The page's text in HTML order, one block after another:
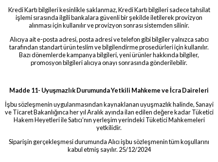
Kredi Kartı bilgileri kesinlikle saklanmaz, Kredi Kartı bilgileri sadece tahsilat
işlemi sırasında ilgili bankalara güvenli bir şekilde iletilerek provizyon
alınması için kullanılır ve provizyon sonrası sistemden silinir.
Alıcıya ait e-posta adresi, posta adresi ve telefon gibi bilgiler yalnızca satıcı
tarafından standart ürün teslim ve bilgilendirme prosedürleri için kullanılır.
Bazı dönemlerde kampanya bilgileri, yeni ürünler hakkında bilgiler,
promosyon bilgileri alıcıya onayı sonrasında gönderilebilir.
Madde 11- Uyuşmazlık Durumunda Yetkili Mahkeme ve İcra Daireleri
İşbu sözleşmenin uygulanmasından kaynaklanan uyuşmazlık halinde, Sanayi
ve Ticaret Bakanlığınca her yıl Aralık ayında ilan edilen değere kadar Tüketici
Hakem Heyetleri ile Satıcı’nın yerleşim yerindeki Tüketici Mahkemeleri
yetkilidir.
Siparişin gerçekleşmesi durumunda Alıcı işbu sözleşmenin tüm koşullarını
kabul etmiş sayılır. 25/12/2024